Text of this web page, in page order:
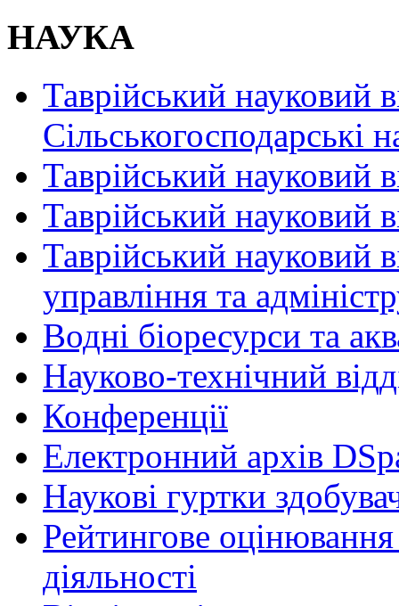
НАУКА
Таврійський науковий
Сільськогосподарські
Таврійський науковий
Таврійський науковий
Таврійський науковий
управління та
Водні біоресурси та
Науково-технічний
Конференції
Електронний архів
Наукові гуртки
Рейтингове оцінювання
діяльності